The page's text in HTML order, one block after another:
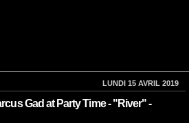
LUNDI 15 AVRIL 2019
Gad at Party Time - "River" -